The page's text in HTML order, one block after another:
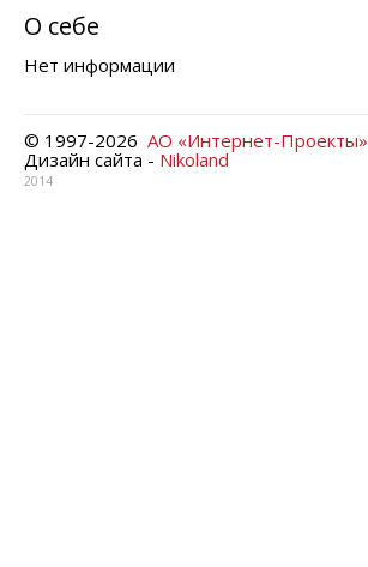
О себе
Нет информации
© 1997-2026 АО «Интернет-Проекты»
Дизайн сайта - Nikoland
2014